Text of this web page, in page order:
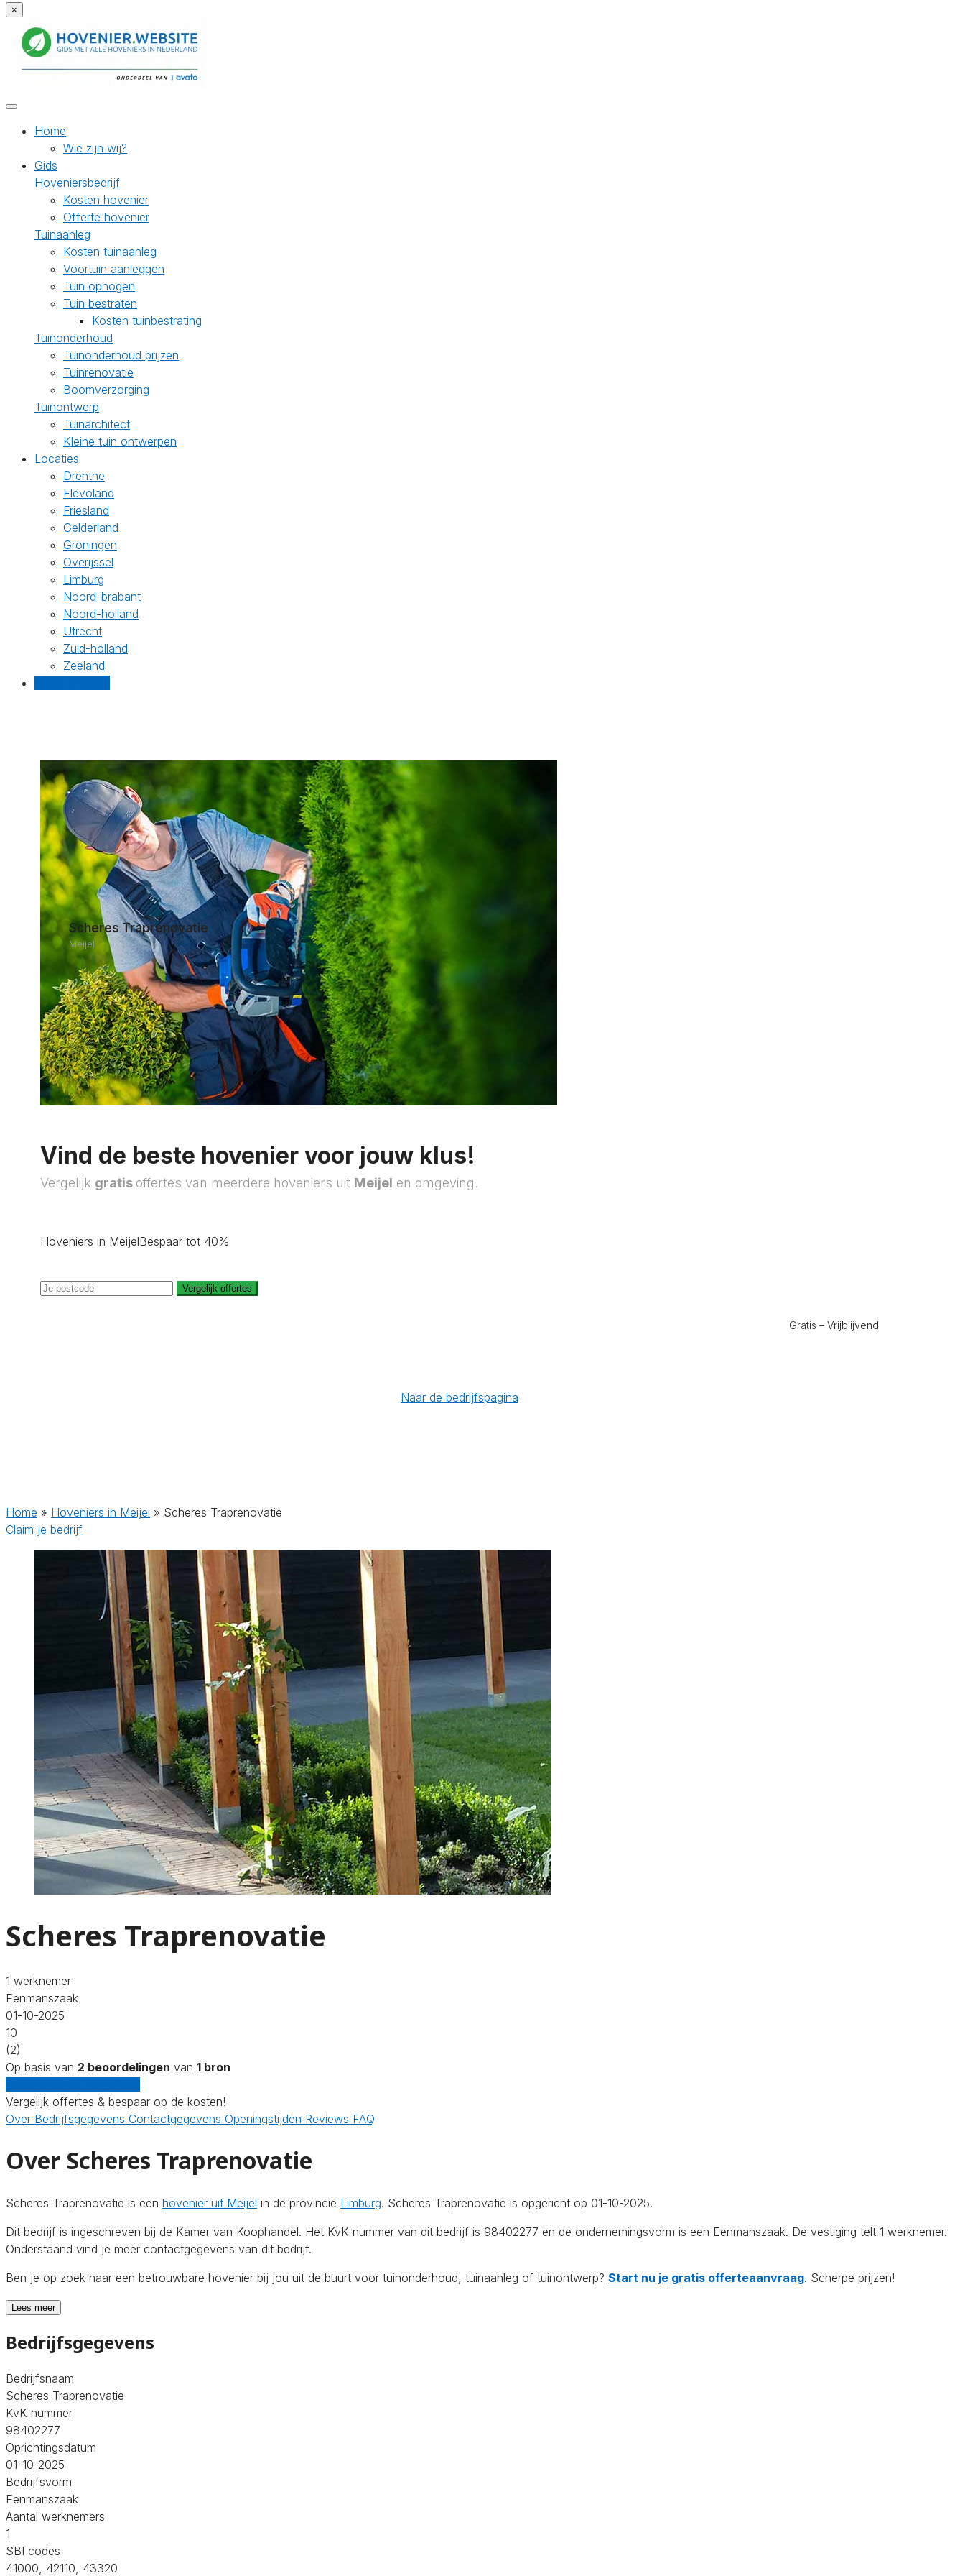
×
Home
Wie zijn wij?
Gids
Hoveniersbedrijf
Kosten hovenier
Offerte hovenier
Tuinaanleg
Kosten tuinaanleg
Voortuin aanleggen
Tuin ophogen
Tuin bestraten
Kosten tuinbestrating
Tuinonderhoud
Tuinonderhoud prijzen
Tuinrenovatie
Boomverzorging
Tuinontwerp
Tuinarchitect
Kleine tuin ontwerpen
Locaties
Drenthe
Flevoland
Friesland
Gelderland
Groningen
Overijssel
Limburg
Noord-brabant
Noord-holland
Utrecht
Zuid-holland
Zeeland
Scheres Traprenovatie
Meijel
Vind de beste hovenier voor jouw klus!
Vergelijk gratis offertes van meerdere hoveniers uit Meijel en omgeving.
Hoveniers in MeijelBespaar tot 40%
Vergelijk offertes
Gratis – Vrijblijvend
Naar de bedrijfspagina
Home » Hoveniers in Meijel » Scheres Traprenovatie
Claim je bedrijf
Scheres Traprenovatie
1 werknemer
Eenmanszaak
01-10-2025
10
(2)
Op basis van 2 beoordelingen van 1 bron
Vergelijk offertes & bespaar op de kosten!
Over Bedrijfsgegevens Contactgegevens Openingstijden Reviews FAQ
Over Scheres Traprenovatie
Scheres Traprenovatie is een hovenier uit Meijel in de provincie Limburg. Scheres Traprenovatie is opgericht op 01-10-2025.
Dit bedrijf is ingeschreven bij de Kamer van Koophandel. Het KvK-nummer van dit bedrijf is 98402277 en de ondernemingsvorm is een Eenmanszaak. De vestiging telt 1 werknemer.
Onderstaand vind je meer contactgegevens van dit bedrijf.
Ben je op zoek naar een betrouwbare hovenier bij jou uit de buurt voor tuinonderhoud, tuinaanleg of tuinontwerp? Start nu je gratis offerteaanvraag. Scherpe prijzen!
Lees meer
Bedrijfsgegevens
Bedrijfsnaam
Scheres Traprenovatie
KvK nummer
98402277
Oprichtingsdatum
01-10-2025
Bedrijfsvorm
Eenmanszaak
Aantal werknemers
1
SBI codes
41000, 42110, 43320